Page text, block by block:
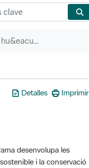
P&aacute;ginas hu&eacute;rfanas
Detalles Imprimir
desenvolupa les
i la conservació